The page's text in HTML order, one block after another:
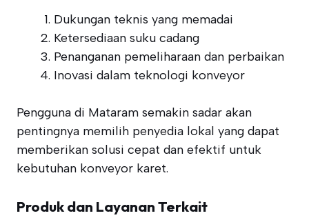
Dukungan teknis yang memadai
Ketersediaan suku cadang
Penanganan pemeliharaan dan perbaikan
Inovasi dalam teknologi konveyor
Pengguna di Mataram semakin sadar akan
pentingnya memilih penyedia lokal yang dapat
memberikan solusi cepat dan efektif untuk
kebutuhan konveyor karet.
Produk dan Layanan Terkait